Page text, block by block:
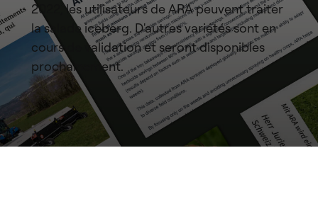
2022, les utilisateurs de ARA peuvent traiter
la salade iceberg. D'autres variétés sont en
cours de validation et seront disponibles
prochainement.